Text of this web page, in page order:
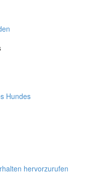
Hundes
hervorzurufen